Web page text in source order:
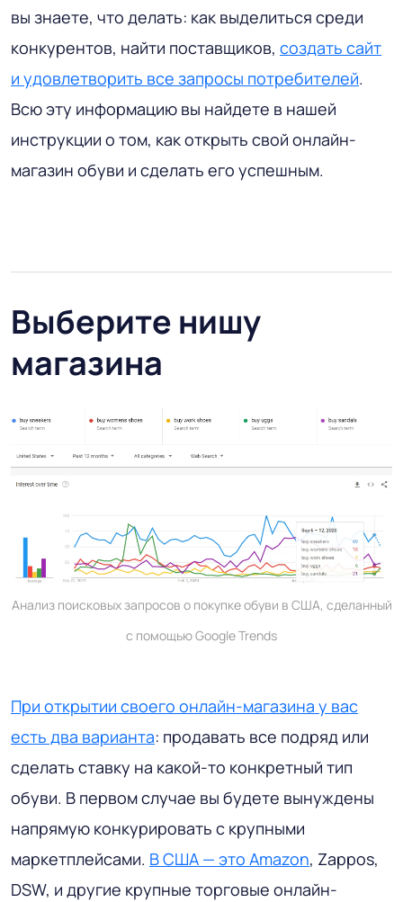
вы знаете, что делать: как выделиться среди
конкурентов, найти поставщиков, создать сайт
и удовлетворить все запросы потребителей.
Всю эту информацию вы найдете в нашей
инструкции о том, как открыть свой онлайн-
магазин обуви и сделать его успешным.
Выберите нишу
магазина
Анализ поисковых запросов о покупке обуви в США, сделанный
с помощью Google Trends
При открытии своего онлайн-магазина у вас
есть два варианта: продавать все подряд или
сделать ставку на какой-то конкретный тип
обуви. В первом случае вы будете вынуждены
напрямую конкурировать с крупными
маркетплейсами. В США — это Amazon, Zappos,
DSW, и другие крупные торговые онлайн-